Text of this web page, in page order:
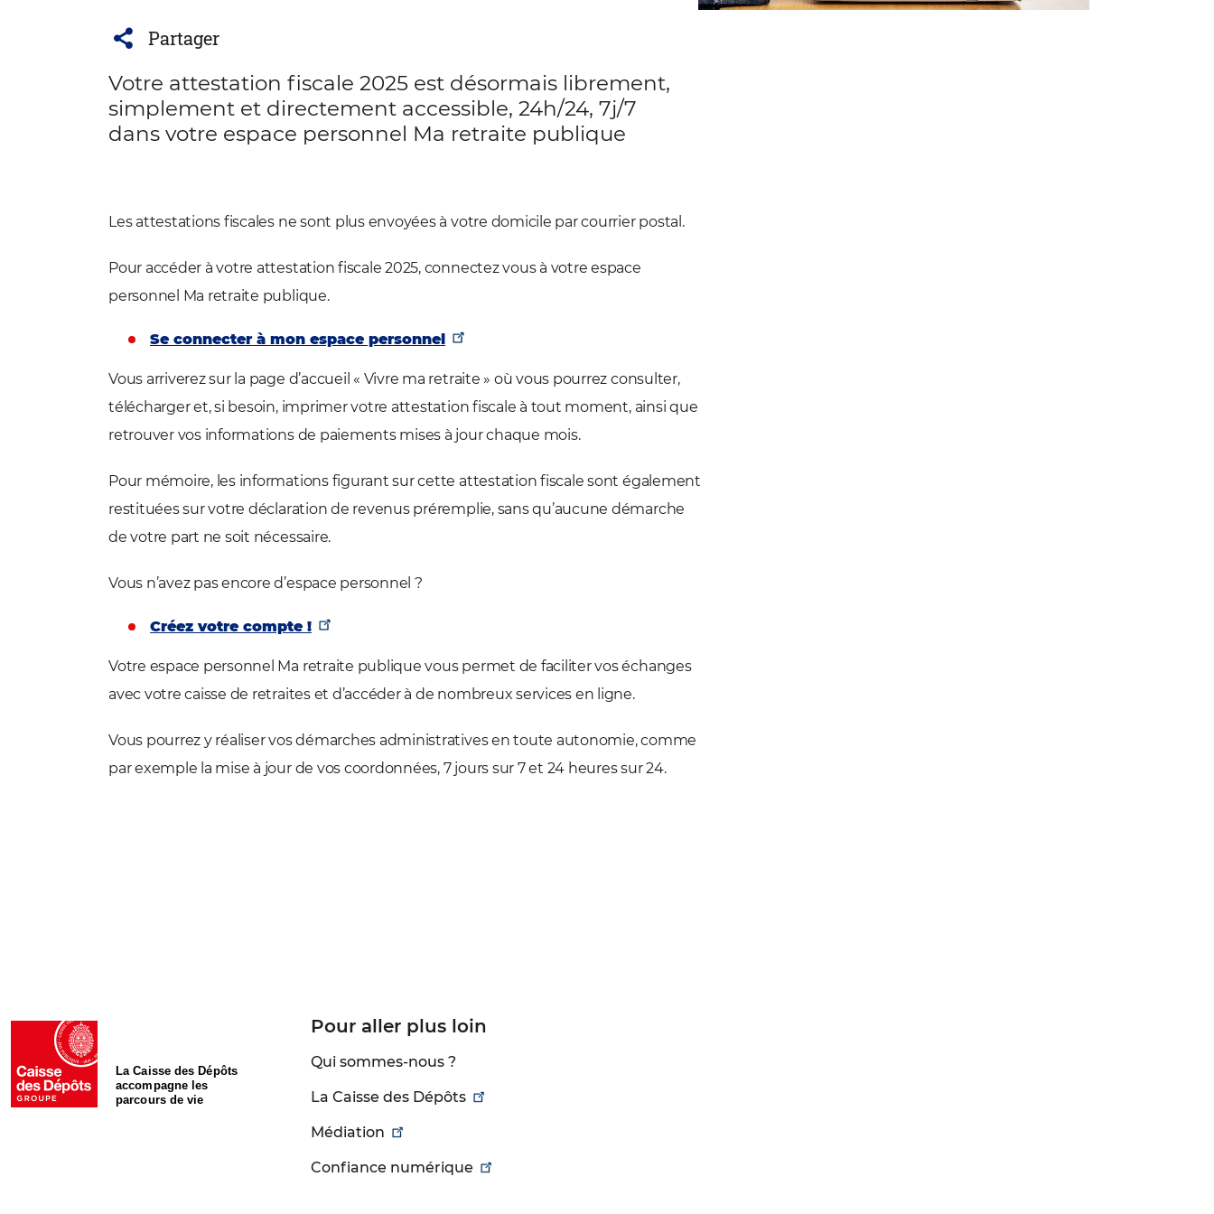
Partager
Votre attestation fiscale 2025 est désormais librement,
simplement et directement accessible, 24h/24, 7j/7
dans votre espace personnel Ma retraite publique
Les attestations fiscales ne sont plus envoyées à votre domicile par courrier postal.
Pour accéder à votre attestation fiscale 2025, connectez vous à votre espace
personnel Ma retraite publique.
Se connecter à mon espace personnel
Vous arriverez sur la page d’accueil « Vivre ma retraite » où vous pourrez consulter,
télécharger et, si besoin, imprimer votre attestation fiscale à tout moment, ainsi que
retrouver vos informations de paiements mises à jour chaque mois.
Pour mémoire, les informations figurant sur cette attestation fiscale sont également
restituées sur votre déclaration de revenus préremplie, sans qu’aucune démarche
de votre part ne soit nécessaire.
Vous n’avez pas encore d’espace personnel ?
Créez votre compte !
Votre espace personnel Ma retraite publique vous permet de faciliter vos échanges
avec votre caisse de retraites et d’accéder à de nombreux services en ligne.
Vous pourrez y réaliser vos démarches administratives en toute autonomie, comme
par exemple la mise à jour de vos coordonnées, 7 jours sur 7 et 24 heures sur 24.
La Caisse des Dépôts
accompagne les
parcours de vie
Pour aller plus loin
Qui sommes-nous ?
La Caisse des Dépôts
Médiation
Confiance numérique